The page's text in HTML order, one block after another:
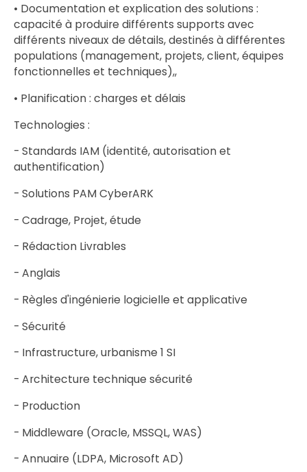
• Documentation et explication des solutions :
capacité à produire différents supports avec
différents niveaux de détails, destinés à différentes
populations (management, projets, client, équipes
fonctionnelles et techniques),,
• Planification : charges et délais
Technologies :
- Standards IAM (identité, autorisation et
authentification)
- Solutions PAM CyberARK
- Cadrage, Projet, étude
- Rédaction Livrables
- Anglais
- Règles d'ingénierie logicielle et applicative
- Sécurité
- Infrastructure, urbanisme 1 SI
- Architecture technique sécurité
- Production
- Middleware (Oracle, MSSQL, WAS)
- Annuaire (LDPA, Microsoft AD)